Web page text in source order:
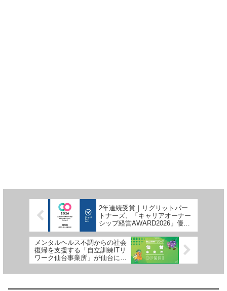
2年連続受賞｜リグリットパー
トナーズ、「キャリアオーナー
シップ経営AWARD2026」優秀
賞を受賞
メンタルヘルス不調からの社会
復帰を支援する「自立訓練ITリ
ワーク仙台事業所」が仙台にオ
ープン